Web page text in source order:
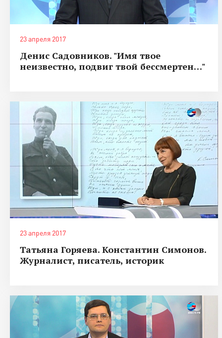
23 апреля 2017
Денис Садовников. "Имя твое
неизвестно, подвиг твой бессмертен…"
23 апреля 2017
Татьяна Горяева. Константин Симонов.
Журналист, писатель, историк